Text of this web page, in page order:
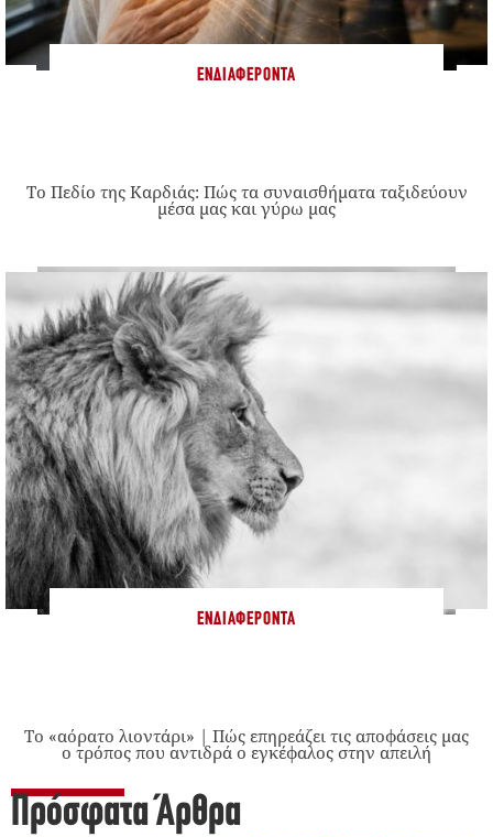
ΕΝΔΙΑΦΈΡΟΝΤΑ
Το Πεδίο της Καρδιάς: Πώς τα συναισθήματα ταξιδεύουν
μέσα μας και γύρω μας
ΕΝΔΙΑΦΈΡΟΝΤΑ
Το «αόρατο λιοντάρι» | Πώς επηρεάζει τις αποφάσεις μας
ο τρόπος που αντιδρά ο εγκέφαλος στην απειλή
Πρόσφατα Άρθρα